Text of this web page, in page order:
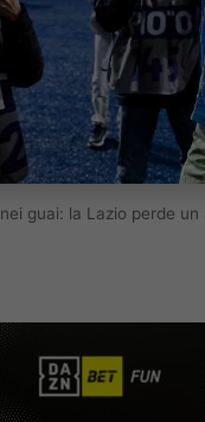
guai: la Lazio perde